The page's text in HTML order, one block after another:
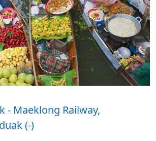
- Maeklong Railway,
(-)